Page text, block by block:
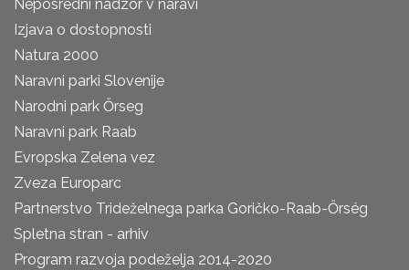
Neposredni nadzor v naravi
Izjava o dostopnosti
Natura 2000
Naravni parki Slovenije
Narodni park Őrseg
Naravni park Raab
Evropska Zelena vez
Zveza Europarc
Partnerstvo Trideželnega parka Goričko-Raab-Őrség
Spletna stran - arhiv
Program razvoja podeželja 2014-2020